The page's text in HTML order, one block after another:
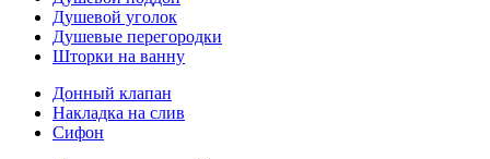
Душевой уголок
Душевые перегородки
Шторки на ванну
Донный клапан
Накладка на слив
Сифон